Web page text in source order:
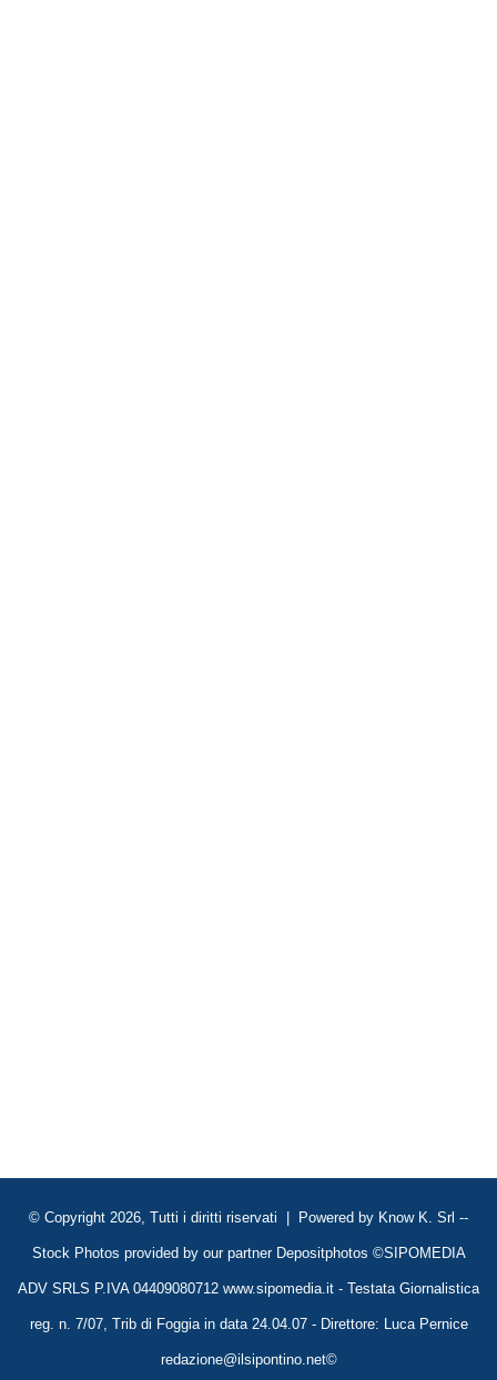
© Copyright 2026, Tutti i diritti riservati | Powered by Know K. Srl --
Stock Photos provided by our partner Depositphotos ©SIPOMEDIA
ADV SRLS P.IVA 04409080712 www.sipomedia.it - Testata Giornalistica
reg. n. 7/07, Trib di Foggia in data 24.04.07 - Direttore: Luca Pernice
redazione@ilsipontino.net©